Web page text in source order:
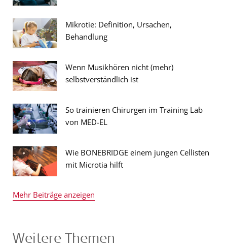
Mikrotie: Definition, Ursachen,
Behandlung
Wenn Musikhören nicht (mehr)
selbstverständlich ist
So trainieren Chirurgen im Training Lab
von MED-EL
Wie BONEBRIDGE einem jungen Cellisten
mit Microtia hilft
Mehr Beiträge anzeigen
Weitere Themen